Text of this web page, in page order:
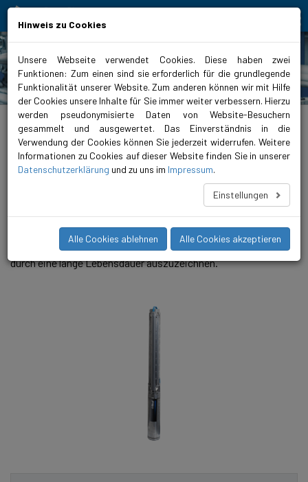
Produkte
biral.de > Produkte > Wasserversorgung > Unterwasserpumpen > AquariA >
AquariA 32
AquariA Unterwasserpumpen für 6-Zoll Bohrlochgrössen
(AquariA 17 bis 60) sind die idealen Lösungen für ein breites
Einsatzgebiet von Anwendungen. Mit diesen Pumpen bieten
wir Ihnen die grösstmögliche Zuverlässigkeit und
Belastbarkeit. Diese, aus Edelstahl gefertigte Pumpen, wurden
entwickelt, um sich auch unter extremen Betriebsbedingungen
durch eine lange Lebensdauer auszuzeichnen.
Hinweis zu Cookies
Unsere Webseite verwendet Cookies. Diese haben zwei
Funktionen: Zum einen sind sie erforderlich für die grundlegende
Funktionalität unserer Website. Zum anderen können wir mit Hilfe
der Cookies unsere Inhalte für Sie immer weiter verbessern. Hierzu
werden pseudonymisierte Daten von Website-Besuchern
gesammelt und ausgewertet. Das Einverständnis in die
Verwendung der Cookies können Sie jederzeit widerrufen. Weitere
Informationen zu Cookies auf dieser Website finden Sie in unserer
Datenschutzerklärung und zu uns im Impressum.
Einstellungen
Alle Cookies ablehnen Alle Cookies akzeptieren